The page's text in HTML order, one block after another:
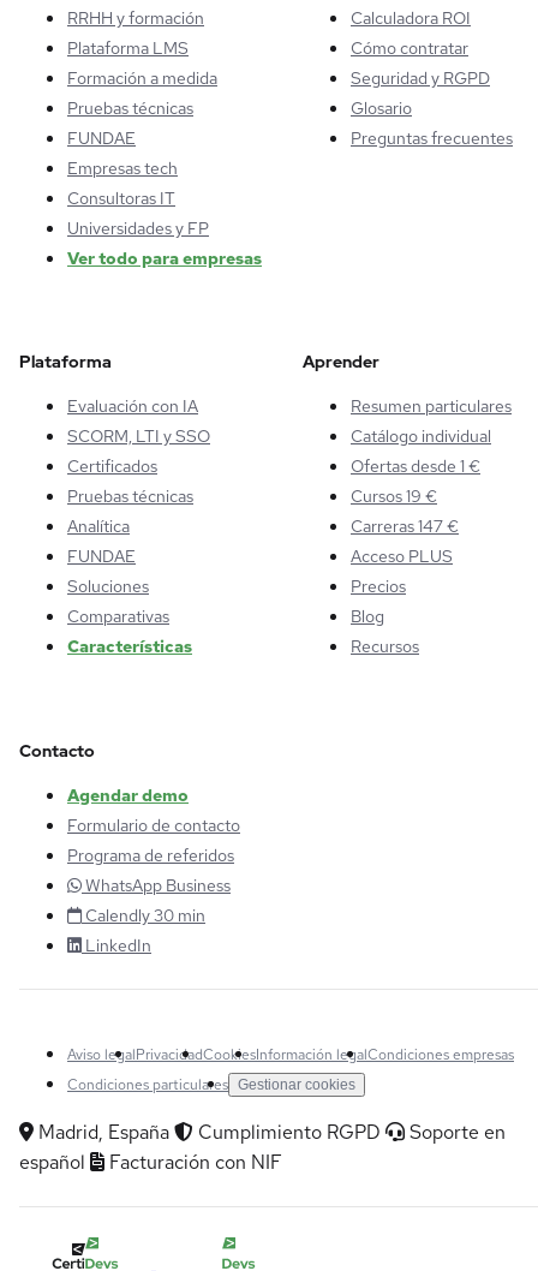
RRHH y formación
Plataforma LMS
Formación a medida
Pruebas técnicas
FUNDAE
Empresas tech
Consultoras IT
Universidades y FP
Ver todo para empresas
Calculadora ROI
Cómo contratar
Seguridad y RGPD
Glosario
Preguntas frecuentes
Plataforma
Evaluación con IA
SCORM, LTI y SSO
Certificados
Pruebas técnicas
Analítica
FUNDAE
Soluciones
Comparativas
Características
Aprender
Resumen particulares
Catálogo individual
Ofertas desde 1 €
Cursos 19 €
Carreras 147 €
Acceso PLUS
Precios
Blog
Recursos
Contacto
Agendar demo
Formulario de contacto
Programa de referidos
WhatsApp Business
Calendly 30 min
LinkedIn
Aviso legalPrivacidadCookiesInformación legalCondiciones empresas
Condiciones particulares Gestionar cookies
Madrid, España Cumplimiento RGPD
Soporte en
español
Facturación con NIF